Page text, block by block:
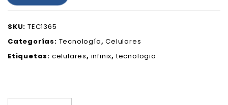
SKU: TEC1365
Categorías: Tecnología,Celulares
Etiquetas: celulares, infinix,tecnologia